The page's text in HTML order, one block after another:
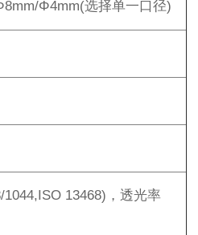
Φ4mm(选择单一口径)
13468)，透光率